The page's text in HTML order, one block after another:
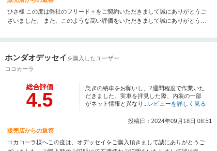
ひさ様 この度は弊社のフリード＋をご契約いただきまして誠にありがとうご
ざいました。 また、このような高い評価をいただきまして誠にありがとうご
れからのお付き合いも宜しくお願いいたします。
ホンダオデッセイ を購入したユーザー
ココカーラ
総合評価
4.5
急ぎの納車をお願いし、2週間程度で作業いた
だきました。実車を拝見した際、内装の一部
がネット情報と異なり...レビューを詳しく見る
投稿日：2024年09月18日 08:51
販売店からの返答
コカコーラ様へこの度は、オデッセイをご購入頂きまして誠にありがとうご